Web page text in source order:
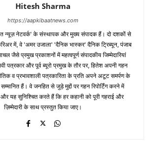
Hitesh Sharma
https://aapkibaatnews.com
न्यूज़ नेटवर्क' के संस्थापक और मुख्य संपादक हैं। दो दशकों से
में, वे 'अमर उजाला' 'दैनिक भास्कर' दैनिक ट्रिब्यून, पंजाब
जैसे प्रमुख प्रकाशनों में महत्वपूर्ण संपादकीय जिम्मेदारियां
पत्रकार और पूर्व ब्यूरो प्रमुख के तौर पर, हितेश अपनी गहन
नैतिक व प्रभावशाली पत्रकारिता के प्रति अपने अटूट समर्पण के
हैं। वे जनहित से जुड़े मुद्दों पर गहन रिपोर्टिंग करने में
यह सुनिश्चित करते हैं कि हर कहानी को पूरी गहराई और
ज़िम्मेदारी के साथ प्रस्तुत किया जाए।